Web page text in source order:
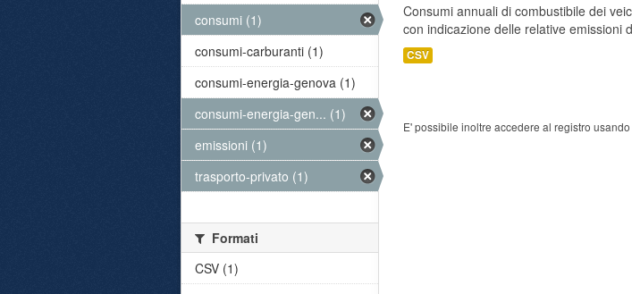
Consumi annuali di combustibile dei
con indicazione delle relative emissioni
CSV
E' possibile inoltre accedere al registro usando
consumi (1)
consumi-carburanti (1)
consumi-energia-genova (1)
consumi-energia-gen... (1)
emissioni (1)
trasporto-privato (1)
Formati
CSV (1)